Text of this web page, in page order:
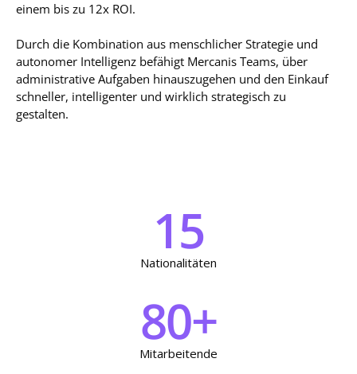
einem bis zu 12x ROI.
Durch die Kombination aus menschlicher Strategie und
autonomer Intelligenz befähigt Mercanis Teams, über
administrative Aufgaben hinauszugehen und den Einkauf
schneller, intelligenter und wirklich strategisch zu
gestalten.
15
Nationalitäten
80+
Mitarbeitende